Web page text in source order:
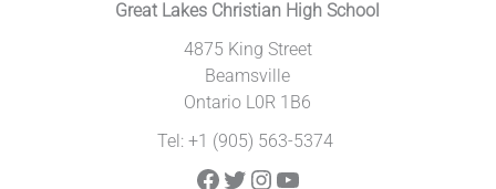
Great Lakes Christian High School
4875 King Street
Beamsville
Ontario L0R 1B6
Tel: +1 (905) 563-5374
Facebook
Twitter
Instagram
YouTube